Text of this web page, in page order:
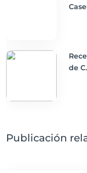
de
Publicación